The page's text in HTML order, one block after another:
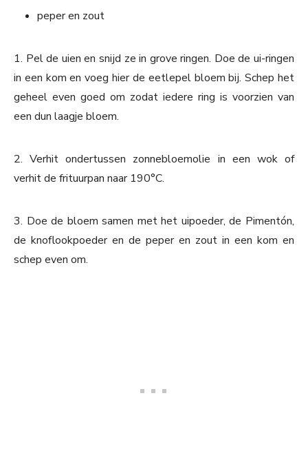
peper en zout
1. Pel de uien en snijd ze in grove ringen. Doe de ui-ringen
in een kom en voeg hier de eetlepel bloem bij. Schep het
geheel even goed om zodat iedere ring is voorzien van
een dun laagje bloem.
2. Verhit ondertussen zonnebloemolie in een wok of
verhit de frituurpan naar 190°C.
3. Doe de bloem samen met het uipoeder, de Pimentón,
de knoflookpoeder en de peper en zout in een kom en
schep even om.